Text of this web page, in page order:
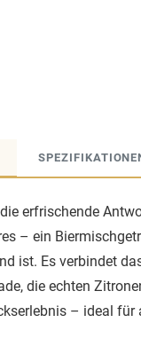
erfrischende
– ein
ist. Es verbindet
die echten
– ideal